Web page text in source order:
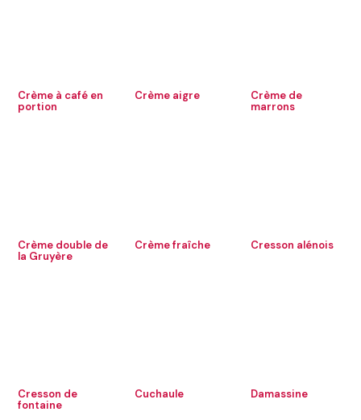
Crème à café en
portion
Crème aigre
Crème de
marrons
Crème double de
la Gruyère
Crème fraîche Cresson alénois
Cresson de
fontaine
Cuchaule Damassine